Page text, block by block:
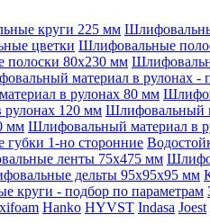
круги 225 мм
цветки Шлифовальные
80x230 мм
материал в рулонах -
в рулонах 80 мм
120 мм Шлифовальный
мм Шлифовальный материал в
1-но сторонние
ленты 75x475 мм
дельты 95x95x95 мм
круги - подбор по параметрам
Hanko HYVST Indasa Joest